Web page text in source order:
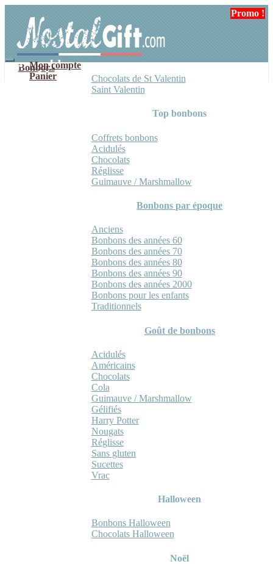
navigation
contenu
Mon compte
Panier
Bonbons
Chocolats de St Valentin
Saint Valentin
Top bonbons
Coffrets bonbons
Acidulés
Chocolats
Réglisse
Guimauve / Marshmallow
Bonbons par époque
Anciens
Bonbons des années 60
Bonbons des années 70
Bonbons des années 80
Bonbons des années 90
Bonbons des années 2000
Bonbons pour les enfants
Traditionnels
Goût de bonbons
Acidulés
Américains
Chocolats
Cola
Guimauve / Marshmallow
Gélifiés
Harry Potter
Nougats
Réglisse
Sans gluten
Sucettes
Vrac
Halloween
Bonbons Halloween
Chocolats Halloween
Noël
Promo !
Promo !
Promo !